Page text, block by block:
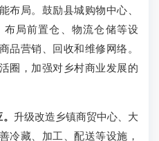
布局。鼓励县城购物中心、
局前置仓、物流仓储等设
品营销、回收和维修网络。
圈，加强对乡村商业发展的
升级改造乡镇商贸中心、大
冷藏、加工、配送等设施，